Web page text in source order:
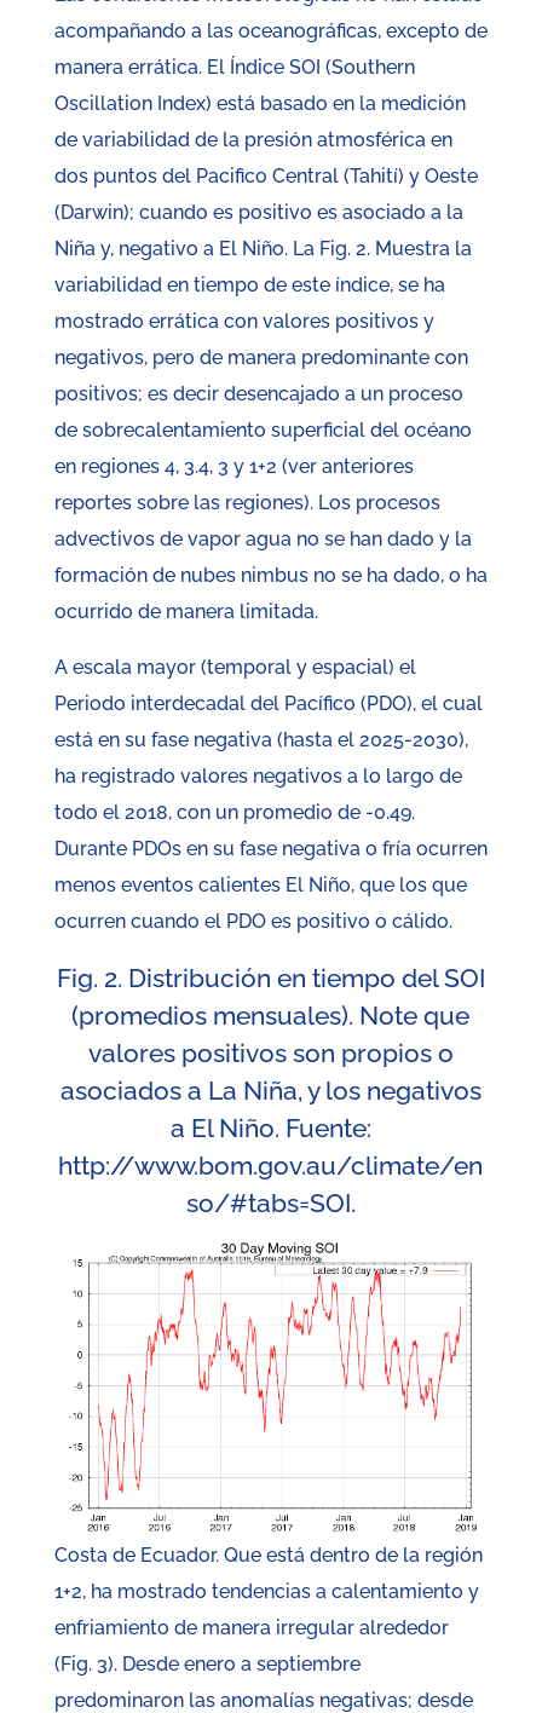
acompañando a las oceanográficas, excepto de
manera errática. El Índice SOI (Southern
Oscillation Index) está basado en la medición
de variabilidad de la presión atmosférica en
dos puntos del Pacifico Central (Tahití) y Oeste
(Darwin); cuando es positivo es asociado a la
Niña y, negativo a El Niño. La Fig. 2. Muestra la
variabilidad en tiempo de este índice, se ha
mostrado errática con valores positivos y
negativos, pero de manera predominante con
positivos; es decir desencajado a un proceso
de sobrecalentamiento superficial del océano
en regiones 4, 3.4, 3 y 1+2 (ver anteriores
reportes sobre las regiones). Los procesos
advectivos de vapor agua no se han dado y la
formación de nubes nimbus no se ha dado, o ha
ocurrido de manera limitada.
A escala mayor (temporal y espacial) el
Periodo interdecadal del Pacífico (PDO), el cual
está en su fase negativa (hasta el 2025-2030),
ha registrado valores negativos a lo largo de
todo el 2018, con un promedio de -0.49.
Durante PDOs en su fase negativa o fría ocurren
menos eventos calientes El Niño, que los que
ocurren cuando el PDO es positivo o cálido.
Fig. 2. Distribución en tiempo del SOI
(promedios mensuales). Note que
valores positivos son propios o
asociados a La Niña, y los negativos
a El Niño. Fuente:
http://www.bom.gov.au/climate/en
so/#tabs=SOI.
Costa de Ecuador. Que está dentro de la región
1+2, ha mostrado tendencias a calentamiento y
enfriamiento de manera irregular alrededor
(Fig. 3). Desde enero a septiembre
predominaron las anomalías negativas; desde